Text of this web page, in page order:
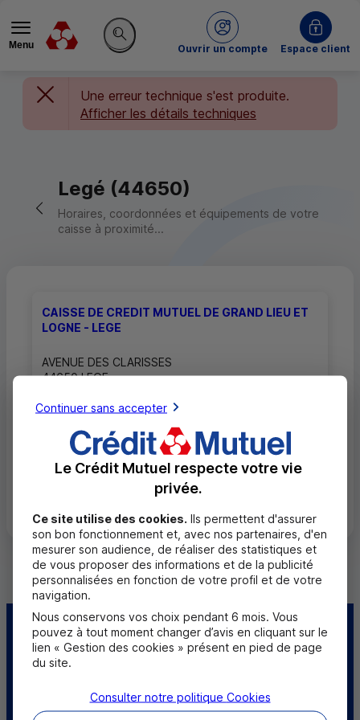
Menu
Rechercher sur le site
Ouvrir un compte
du Crédit MutuelEspace client
Une erreur technique s'est produite.
Afficher les détails techniques
Retour vers la page précédente
Legé (44650)
Horaires, coordonnées et équipements de votre
caisse à proximité...
CAISSE DE CREDIT MUTUEL DE GRAND LIEU ET
LOGNE - LEGE
AVENUE DES CLARISSES
44650 LEGE
Toutes les localités
Centre d'aide Trouver une caisse
malentendants
Continuer sans accepter
Le Crédit Mutuel respecte votre vie
privée.
Ce site utilise des cookies. Ils permettent d'assurer
son bon fonctionnement et, avec nos partenaires, d'en
mesurer son audience, de réaliser des statistiques et
de vous proposer des informations et de la publicité
personnalisées en fonction de votre profil et de votre
navigation.
Nous conservons vos choix pendant 6 mois. Vous
pouvez à tout moment changer d’avis en cliquant sur le
lien « Gestion des cookies » présent en pied de page
du site.
Consulter notre politique Cookies